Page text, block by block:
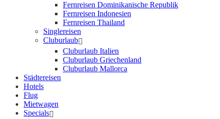
Fernreisen Dominikanische Republik
Fernreisen Indonesien
Fernreisen Thailand
Singlereisen
Cluburlaub
Cluburlaub Italien
Cluburlaub Griechenland
Cluburlaub Mallorca
Städtereisen
Hotels
Flug
Mietwagen
Specials